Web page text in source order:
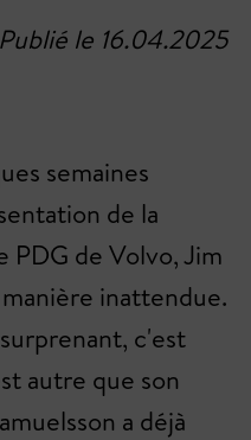
Publié le 16.04.2025
semaines
de la
PDG de Volvo, Jim
inattendue.
c'est
autre que son
a déjà